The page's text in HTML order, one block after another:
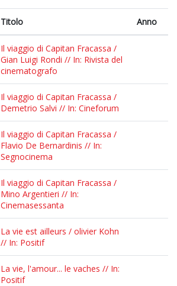
Titolo Anno
Il viaggio di Capitan Fracassa /
Gian Luigi Rondi // In: Rivista del
cinematografo
Il viaggio di Capitan Fracassa /
Demetrio Salvi // In: Cineforum
Il viaggio di Capitan Fracassa /
Flavio De Bernardinis // In:
Segnocinema
Il viaggio di Capitan Fracassa /
Mino Argentieri // In:
Cinemasessanta
La vie est ailleurs / olivier Kohn
// In: Positif
La vie, l'amour... le vaches // In:
Positif